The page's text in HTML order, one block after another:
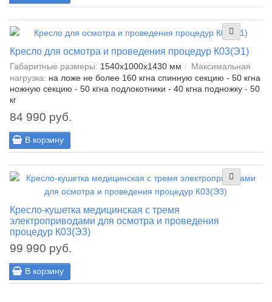
Кресло для осмотра и проведения процедур К03(Э1)
Габаритные размеры: 1540x1000x1430 мм
Максимальная
нагрузка: на ложе не более 160 кгна спинную секцию - 50 кгна
ножную секцию - 50 кгна подлокотники - 40 кгна подножку - 50
кг
84 990 руб.
В корзину
Кресло-кушетка медицинская с тремя
электроприводами для осмотра и проведения
процедур К03(Э3)
99 990 руб.
В корзину